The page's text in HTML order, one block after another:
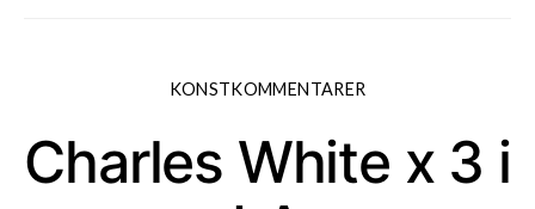
KONSTKOMMENTARER
Charles White x 3 i